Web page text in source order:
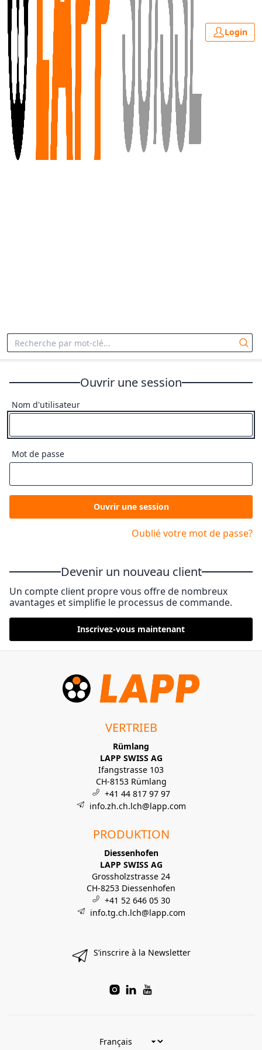
Login
Ouvrir une session
Nom d'utilisateur
Mot de passe
Ouvrir une session
Oublié votre mot de passe?
Devenir un nouveau client
Un compte client propre vous offre de nombreux
avantages et simplifie le processus de commande.
Inscrivez-vous maintenant
VERTRIEB
Rümlang
LAPP SWISS AG
Ifangstrasse 103
CH-8153 Rümlang
+41 44 817 97 97
info.zh.ch.lch@lapp.com
PRODUKTION
Diessenhofen
LAPP SWISS AG
Grossholzstrasse 24
CH-8253 Diessenhofen
+41 52 646 05 30
info.tg.ch.lch@lapp.com
S’inscrire à la Newsletter